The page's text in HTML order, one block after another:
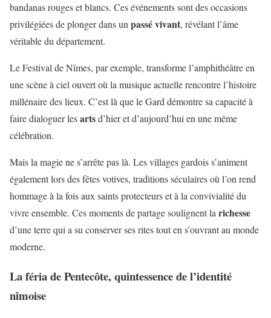
bandanas rouges et blancs. Ces événements sont des occasions
privilégiées de plonger dans unpassé vivant, révélant l’âme
véritable du département.
Le Festival de Nîmes, par exemple, transforme l’amphithéâtre en
une scène à ciel ouvert où la musique actuelle rencontre l’histoire
millénaire des lieux. C’est là que le Gard démontre sa capacité à
faire dialoguer lesartsd’hier et d’aujourd’hui en une même
célébration.
Mais la magie ne s’arrête pas là. Les villages gardois s’animent
également lors des fêtes votives, traditions séculaires où l’on rend
hommage à la fois aux saints protecteurs et à la convivialité du
vivre ensemble. Ces moments de partage soulignent larichesse
d’une terre qui a su conserver ses rites tout en s’ouvrant au monde
moderne.
La féria de Pentecôte, quintessence de l’identité
nîmoise